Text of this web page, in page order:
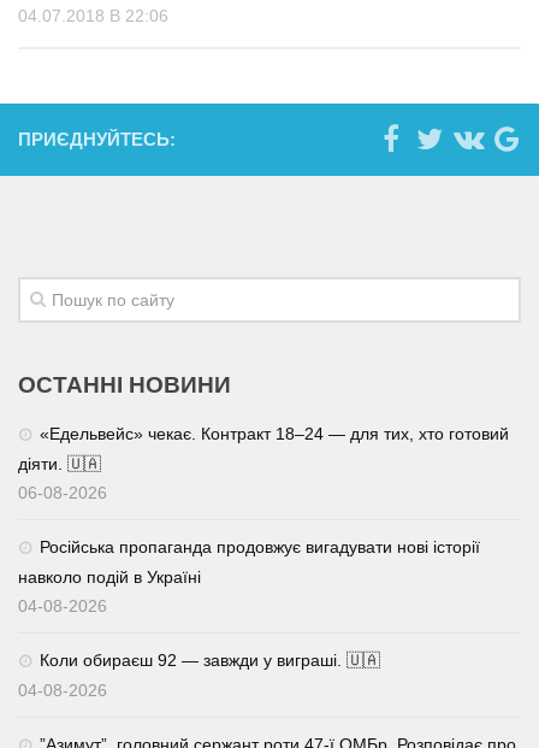
04.07.2018 В 22:06
ПРИЄДНУЙТЕСЬ:
ОСТАННІ НОВИНИ
«Едельвейс» чекає. Контракт 18–24 — для тих, хто готовий
діяти. 🇺🇦
06-08-2026
Російська пропаганда продовжує вигадувати нові історії
навколо подій в Україні
04-08-2026
Коли обираєш 92 — завжди у виграші. 🇺🇦
04-08-2026